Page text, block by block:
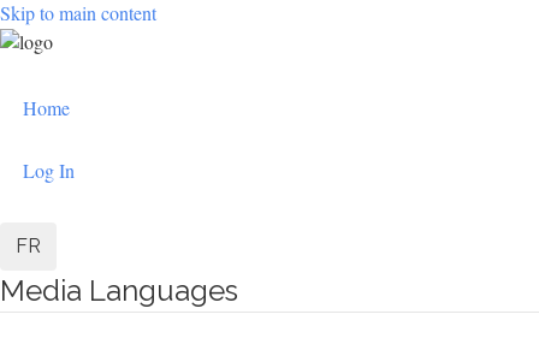
Skip to main content
User
menu
Home
Log In
FR
Media Languages